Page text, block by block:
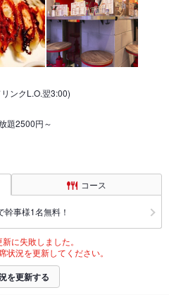
ンクL.O.翌3:00)
題2500円～
コース
幹事様1名無料！
に失敗しました。
状況を更新してください。
を更新する